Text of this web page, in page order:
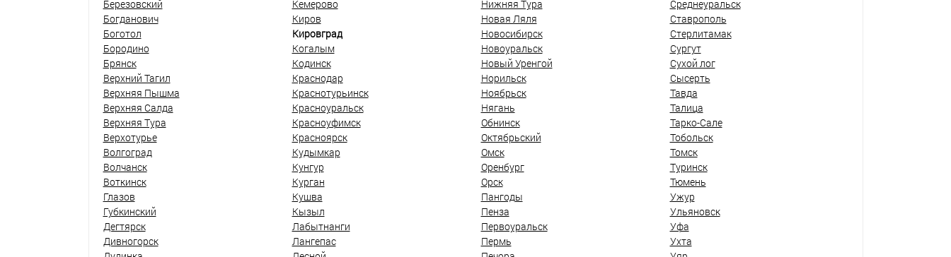
Березовский
Богданович
Боготол
Бородино
Брянск
Верхний Тагил
Верхняя Пышма
Верхняя Салда
Верхняя Тура
Верхотурье
Волгоград
Волчанск
Воткинск
Глазов
Губкинский
Дегтярск
Дивногорск
Кемерово
Киров
Кировград
Когалым
Кодинск
Краснодар
Краснотурьинск
Красноуральск
Красноуфимск
Красноярск
Кудымкар
Кунгур
Курган
Кушва
Кызыл
Лабытнанги
Лангепас
Нижняя Тура
Новая Ляля
Новосибирск
Новоуральск
Новый Уренгой
Норильск
Ноябрьск
Нягань
Обнинск
Октябрьский
Омск
Оренбург
Орск
Пангоды
Пенза
Первоуральск
Пермь
Среднеуральск
Ставрополь
Стерлитамак
Сургут
Сухой лог
Сысерть
Тавда
Талица
Тарко-Сале
Тобольск
Томск
Туринск
Тюмень
Ужур
Ульяновск
Уфа
Ухта